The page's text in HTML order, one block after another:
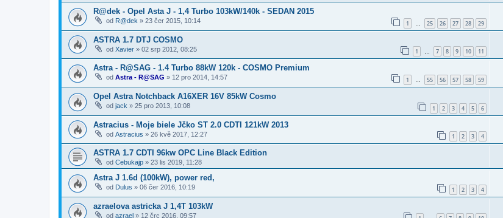
R@dek - Opel Asta J - 1,4 Turbo 103kW/140k - SEDAN 2015
od R@dek » 23 čer 2015, 10:14 1 … 25 26 27 28 29
ASTRA 1.7 DTJ COSMO
od Xavier » 02 srp 2012, 08:25 1 7 8 9 10 11
Astra - R@SAG - 1.4 Turbo 88kW 120k - COSMO Premium
od Astra - R@SAG » 12 pro 2014, 14:57 1 … 55 56 57 58 59
Opel Astra Notchback A16XER 16V 85kW Cosmo
od jack » 25 pro 2013, 10:08 1 2 3 4 5 6
Astracius - Moje biele Jčko ST 2.0 CDTI 121kW 2013
od Astracius » 26 kvě 2017, 12:27 1 2 3 4
ASTRA 1.7 CDTI 96kw OPC Line Black Edition
od Cebukajp » 23 lis 2019, 11:28
Astra J 1.6d (100kW), power red,
od Dulus » 06 čer 2016, 10:19 1 2 3 4
azraelova astricka J 1,4T 103kW
od azrael » 12 črc 2016, 09:57